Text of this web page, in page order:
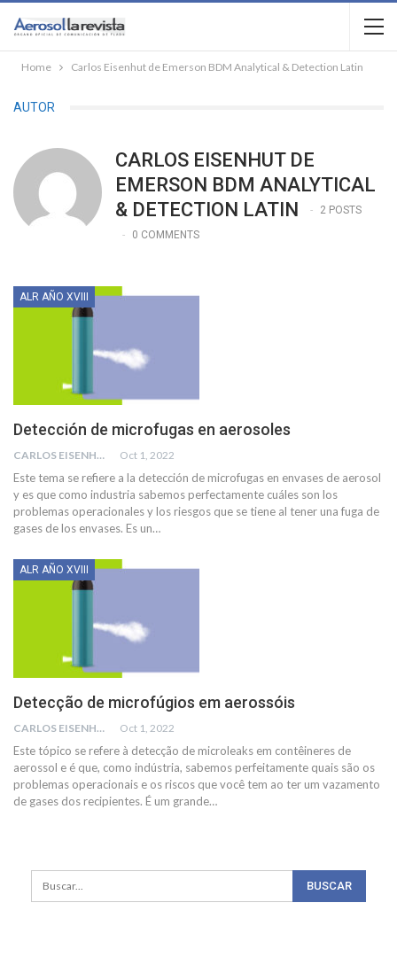
Home Carlos Eisenhut de Emerson BDM Analytical & Detection Latin
AUTOR
CARLOS EISENHUT DE
EMERSON BDM ANALYTICAL
& DETECTION LATIN
2 POSTS
0 COMMENTS
ALR AÑO XVIII
Detección de microfugas en aerosoles
CARLOS EISENHUT DE EMERSON BDM ANALYTICAL & DETECTION LATIN Oct 1, 2022
Este tema se refiere a la detección de microfugas en envases de aerosol
y es que como industria sabemos perfectamente cuáles son los
problemas operacionales y los riesgos que se tiene al tener una fuga de
gases de los envases. Es un…
ALR AÑO XVIII
Detecção de microfúgios em aerossóis
CARLOS EISENHUT DE EMERSON BDM ANALYTICAL & DETECTION LATIN Oct 1, 2022
Este tópico se refere à detecção de microleaks em contêineres de
aerossol e é que, como indústria, sabemos perfeitamente quais são os
problemas operacionais e os riscos que você tem ao ter um vazamento
de gases dos recipientes. É um grande…